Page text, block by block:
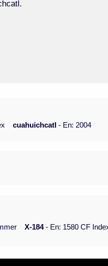
cuahuichcatl- En: 2004
X-184- En: 1580 CF